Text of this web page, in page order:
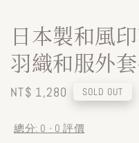
日本製和風
羽織和服外
Regular
NT$ 1,280 SOLD OUT
總分: 0 - 0 評價